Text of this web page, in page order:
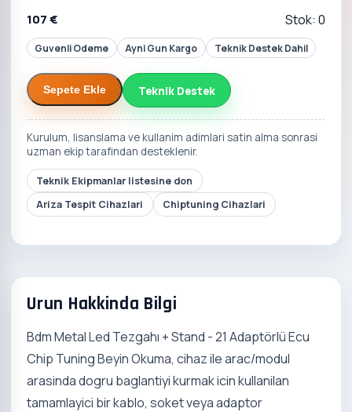
107 € Stok: 0
Guvenli Odeme Ayni Gun Kargo Teknik Destek Dahil
Sepete Ekle Teknik Destek
Kurulum, lisanslama ve kullanim adimlari satin alma sonrasi
uzman ekip tarafindan desteklenir.
Teknik Ekipmanlar listesine don
Ariza Tespit Cihazlari
Chiptuning Cihazlari
Urun Hakkinda Bilgi
Bdm Metal Led Tezgahı + Stand - 21 Adaptörlü Ecu
Chip Tuning Beyin Okuma, cihaz ile arac/modul
arasinda dogru baglantiyi kurmak icin kullanilan
tamamlayici bir kablo, soket veya adaptor